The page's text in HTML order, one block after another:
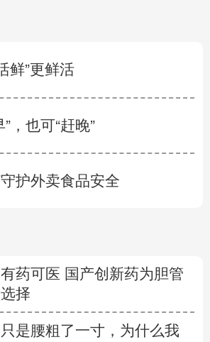
鲜”更鲜活
，也可“赶晚”
护外卖食品安全
药可医 国产创新药为胆管
择
是腰粗了一寸，为什么我